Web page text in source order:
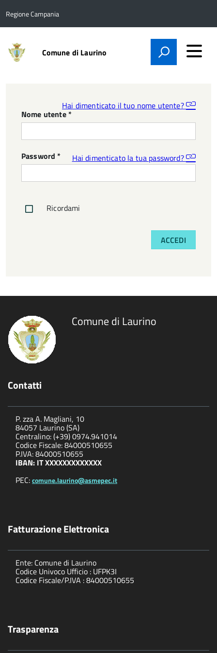
Regione Campania
Comune di Laurino
Hai dimenticato il tuo nome utente?
Nome utente*
Hai dimenticato la tua password?
Password *
Ricordami
ACCEDI
Comune di Laurino
Contatti
P. zza A. Magliani, 10
84057 Laurino (SA)
Centralino: (+39) 0974.941014
Codice Fiscale: 84000510655
P.IVA: 84000510655
IBAN: IT XXXXXXXXXXXXX
PEC:comune.laurino@asmepec.it
Fatturazione Elettronica
Ente: Comune di Laurino
Codice Univoco Ufficio : UFPK3I
Codice Fiscale/P.IVA : 84000510655
Trasparenza